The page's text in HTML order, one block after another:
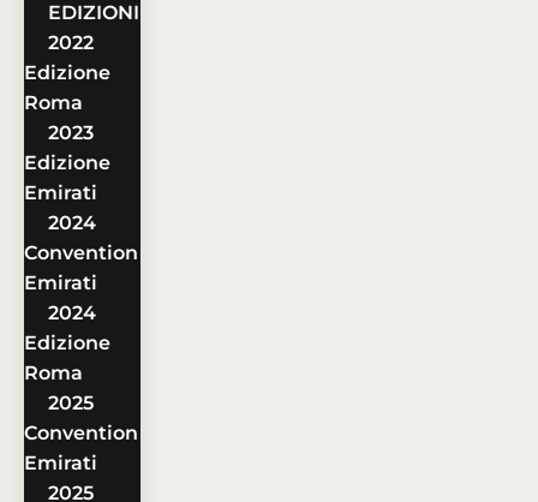
EDIZIONI
2022
Edizione
Roma
2023
Edizione
Emirati
2024
Convention
Emirati
2024
Edizione
Roma
2025
Convention
Emirati
2025